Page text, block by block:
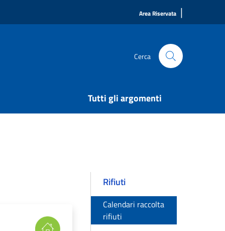
Area Riservata |
Cerca
Tutti gli argomenti
Rifiuti
Calendari raccolta
rifiuti